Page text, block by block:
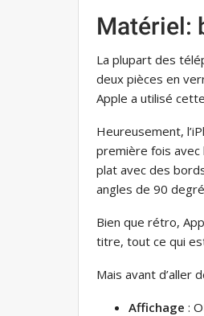
Matériel:
La plupart des
deux pièces en
Apple a utilisé
Heureusement,
première fois avec
plat avec des
angles de 90
Bien que rétro,
titre, tout ce qui
Mais avant d’aller
Affichage :